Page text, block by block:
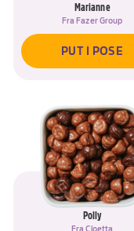
Marianne
Fra Fazer Group
PUT I POSE
Polly
FraCloetta